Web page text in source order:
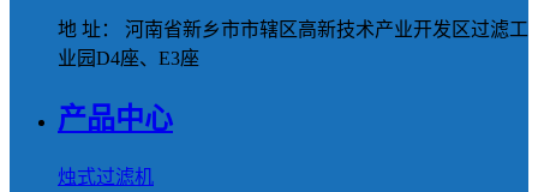
地 址： 河南省新乡市市辖区高新技术产业开发区过滤工
业园D4座、E3座
产品中心
烛式过滤机